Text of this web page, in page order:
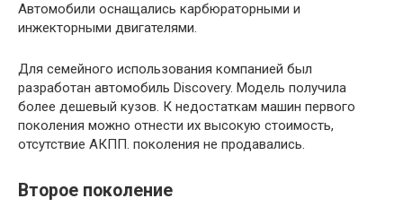
Автомобили оснащались карбюраторными и
инжекторными двигателями.
Для семейного использования компанией был
разработан автомобиль Discovery. Модель получила
более дешевый кузов. К недостаткам машин первого
поколения можно отнести их высокую стоимость,
отсутствие АКПП. поколения не продавались.
Второе поколение